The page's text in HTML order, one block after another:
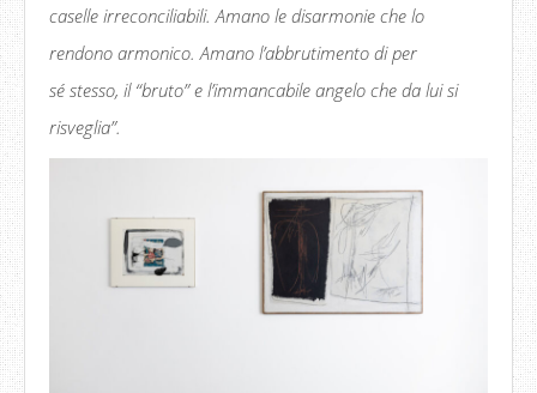
caselle irreconciliabili. Amano le disarmonie che lo
rendono armonico. Amano l’abbrutimento di per
sé stesso, il “bruto” e l’immancabile angelo che da lui si
risveglia”.